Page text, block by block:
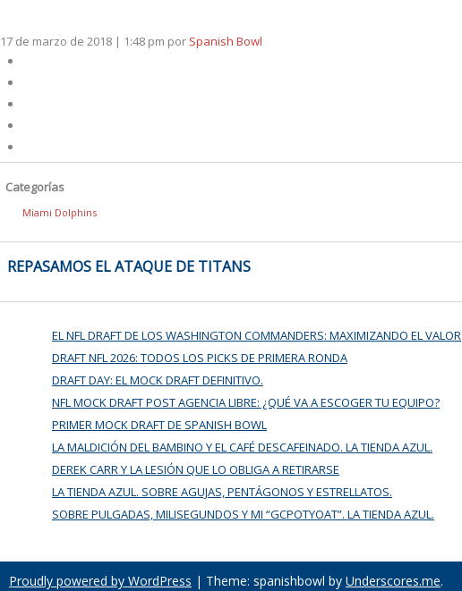
17 de marzo de 2018 | 1:48 pm por Spanish Bowl
Categorías
Miami Dolphins
NAVEGACIÓN
DE
ENTRADAS
REPASAMOS EL ATAQUE DE TITANS
EL NFL DRAFT DE LOS WASHINGTON COMMANDERS: MAXIMIZANDO EL VALOR
DRAFT NFL 2026: TODOS LOS PICKS DE PRIMERA RONDA
DRAFT DAY: EL MOCK DRAFT DEFINITIVO.
NFL MOCK DRAFT POST AGENCIA LIBRE: ¿QUÉ VA A ESCOGER TU EQUIPO?
PRIMER MOCK DRAFT DE SPANISH BOWL
LA MALDICIÓN DEL BAMBINO Y EL CAFÉ DESCAFEINADO. LA TIENDA AZUL.
DEREK CARR Y LA LESIÓN QUE LO OBLIGA A RETIRARSE
LA TIENDA AZUL. SOBRE AGUJAS, PENTÁGONOS Y ESTRELLATOS.
SOBRE PULGADAS, MILISEGUNDOS Y MI “GCPOTYOAT”. LA TIENDA AZUL.
Proudly powered by WordPress | Theme: spanishbowl by Underscores.me.